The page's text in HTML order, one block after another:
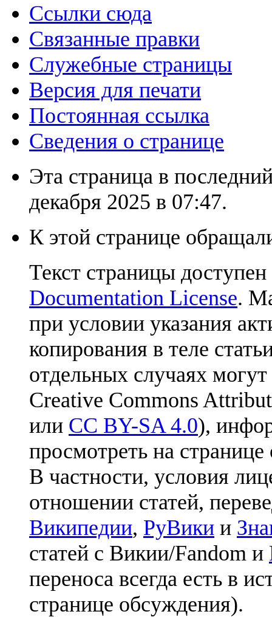
Ссылки сюда
Связанные правки
Служебные страницы
Версия для печати
Постоянная ссылка
Сведения о странице
Эта страница в
декабря 2025 в 07:47.
К этой странице
Текст страницы
Documentation License.
при условии указания
копирования в теле
отдельных случаях
Creative Commons
или CC BY-SA 4.0),
просмотреть на
В частности, условия
отношении статей,
Википедии, РуВики и
статей с Викии/Fandom и
переноса всегда есть в
странице обсуждения).